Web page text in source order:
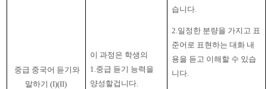
중급 중국어 듣기와
말하기 (I)(II)
이 과정은 학생의
1. 중급 듣기 능력을
양성할겁니다.
습니다.
2 일정한 분량을 가지고 표
준어로 표현하는 대화 내
용을 듣고 이해할 수 있습
니다.